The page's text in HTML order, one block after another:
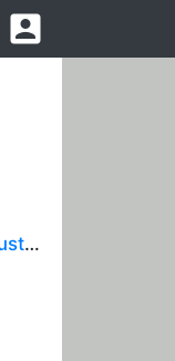
account_box
Lasten ja nuorten suunnistustreenit